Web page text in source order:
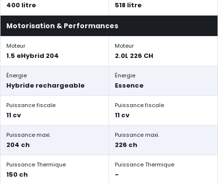
400 litre 518 litre
Motorisation & Performances
Moteur
1.5 eHybrid 204
Moteur
2.0L 226 CH
Énergie
Hybride rechargeable
Énergie
Essence
Puissance fiscale
11 cv
Puissance fiscale
11 cv
Puissance maxi.
204 ch
Puissance maxi.
226 ch
Puissance Thermique
150 ch
Puissance Thermique
-